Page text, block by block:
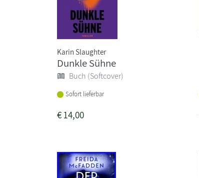
Karin Slaughter
Dunkle Sühne
Buch (Softcover)
Sofort lieferbar
€14,00